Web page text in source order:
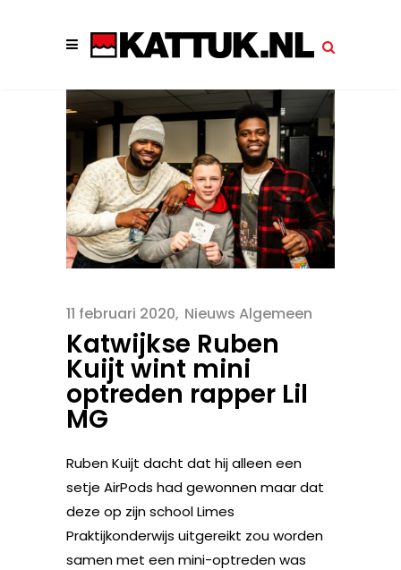
11 februari 2020 Nieuws Algemeen
Katwijkse Ruben
Kuijt wint mini
optreden rapper Lil
MG
Ruben Kuijt dacht dat hij alleen een
setje AirPods had gewonnen maar dat
deze op zijn school Limes
Praktijkonderwijs uitgereikt zou worden
samen met een mini-optreden was